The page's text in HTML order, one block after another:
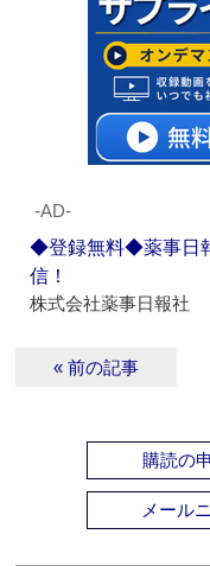
‐AD‐
◆登録無料◆薬事日
信！
株式会社薬事日報社
« 前の記事
購読の
メール